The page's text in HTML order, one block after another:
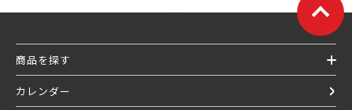
商品を探す
カレンダー